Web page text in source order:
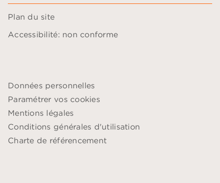
Plan du site
Accessibilité: non conforme
Données personnelles
Paramétrer vos cookies
Mentions légales
Conditions générales d'utilisation
Charte de référencement